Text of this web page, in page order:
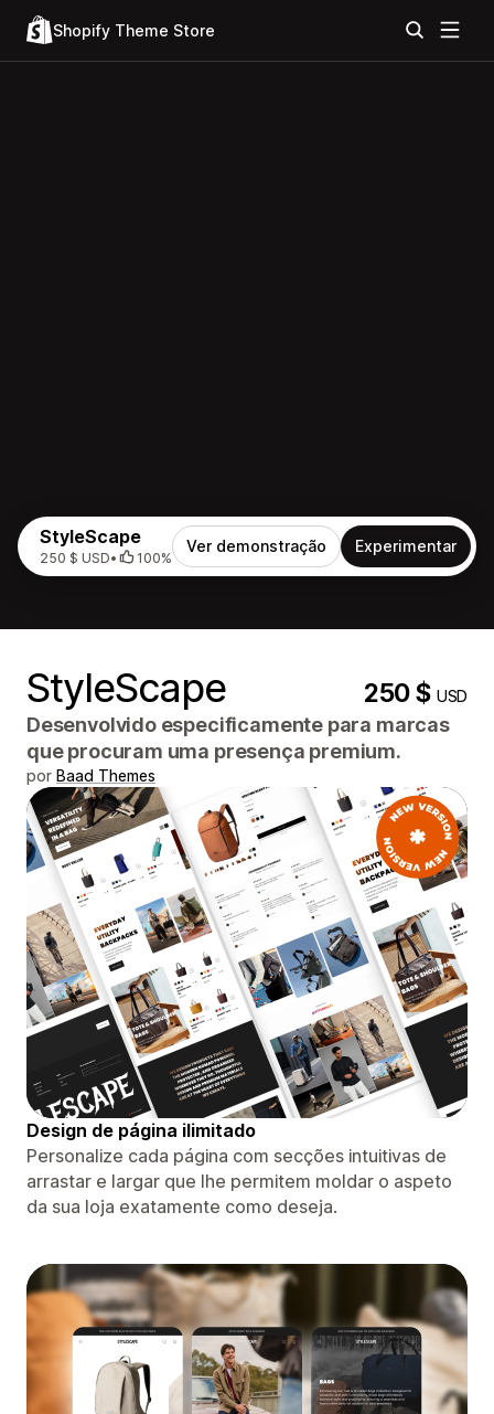
Shopify Theme Store
StyleScape
250 $ USD• 100%
Ver demonstração Experimentar
StyleScape 250 $USD
Desenvolvido especificamente para marcas
que procuram uma presença premium.
por Baad Themes
Design de página ilimitado
Personalize cada página com secções intuitivas de
arrastar e largar que lhe permitem moldar o aspeto
da sua loja exatamente como deseja.